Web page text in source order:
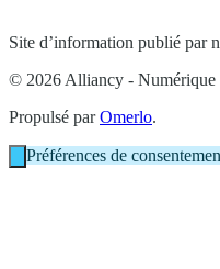
Site d’information publié par
© 2026 Alliancy - Numérique
Propulsé parOmerlo.
Préférences de